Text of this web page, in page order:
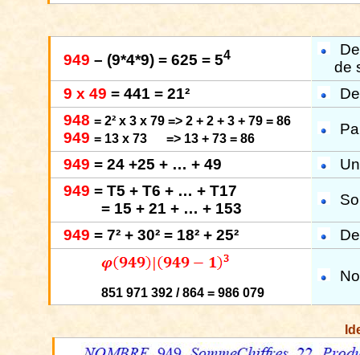
949 – (9*4*9) = 625 = 54
de
9 x 49 = 441 = 21²
948 = 2² x 3 x 79 => 2 + 2 + 3 + 79 = 86
949 = 13 x 73 => 13 + 73 = 86
949 = 24 +25 + … + 49
949 = T5 + T6 + … + T17
= 15 + 21 + … + 153
949 = 7² + 30² = 18² + 25²
851 971 392 / 864 = 986 079